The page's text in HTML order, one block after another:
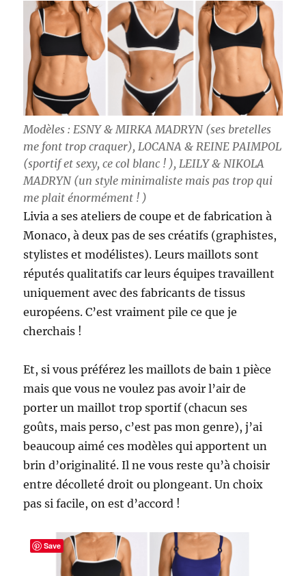
Modèles : ESNY & MIRKA MADRYN (ses bretelles
me font trop craquer), LOCANA & REINE PAIMPOL
(sportif et sexy, ce col blanc ! ), LEILY & NIKOLA
MADRYN (un style minimaliste mais pas trop qui
me plait énormément ! )
Livia a ses ateliers de coupe et de fabrication à
Monaco, à deux pas de ses créatifs (graphistes,
stylistes et modélistes). Leurs maillots sont
réputés qualitatifs car leurs équipes travaillent
uniquement avec des fabricants de tissus
européens. C’est vraiment pile ce que je
cherchais !
Et, si vous préférez les maillots de bain 1 pièce
mais que vous ne voulez pas avoir l’air de
porter un maillot trop sportif (chacun ses
goûts, mais perso, c’est pas mon genre), j’ai
beaucoup aimé ces modèles qui apportent un
brin d’originalité. Il ne vous reste qu’à choisir
entre décolleté droit ou plongeant. Un choix
pas si facile, on est d’accord !
Save